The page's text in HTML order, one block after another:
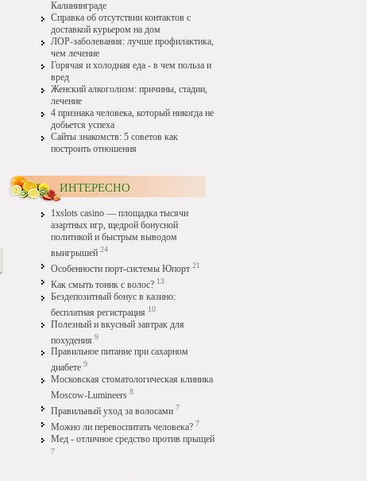
Калининграде
Справка об отсутствии контактов с
доставкой курьером на дом
ЛОР-заболевания: лучше профилактика,
чем лечение
Горячая и холодная еда - в чем польза и
вред
Женский алкоголизм: причины, стадии,
лечение
4 признака человека, который никогда не
добьется успеха
Сайты знакомств: 5 советов как
построить отношения
ИНТЕРЕСНО
1xslots casino — площадка тысячи
азартных игр, щедрой бонусной
политикой и быстрым выводом
выигрышей 24
Особенности порт-системы Юпорт 21
Как смыть тоник с волос? 13
Бездепозитный бонус в казино:
бесплатная регистрация 10
Полезный и вкусный завтрак для
похудения 9
Правильное питание при сахарном
диабете 9
Московская стоматологическая клиника
Moscow-Lumineers 8
Правильный уход за волосами 7
Можно ли перевоспитать человека? 7
Мед - отличное средство против прыщей
7